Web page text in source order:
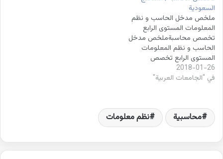
السعودية
ملخص مدخل الحاسب و نظم
المعلومات المستوى الرابع
تخصص محاسبةملخص مدخل
الحاسب و نظم المعلومات
المستوى الرابع تخصص
محاسبةالمناهج السعودية –
التعليم الجامعيملخص مدخل
محاسبةملخص مدخل الحاسب
و نظم المعلومات المستوى
الرابع تخصص
للحاسب ونظم المعلومات 'via
2018-01-26
في "الجامعات العربية"
محاسبية نظم معلومات